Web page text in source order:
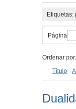
Etiquetas:
Página
Ordenar por:
Título